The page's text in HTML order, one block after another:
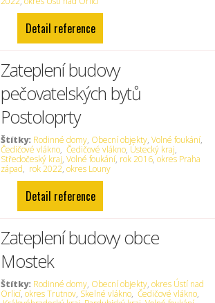
Detail reference
Zateplení budovy
pečovatelských bytů
Postoloprty
Štítky: Rodinné domy, Obecní objekty,Volné foukání,
Čedičové vlákno, Čedičové vlákno, Ústecký kraj,
Středočeský kraj,Volné foukání, rok 2016,okres Praha
západ, rok 2022,okres Louny
Detail reference
Zateplení budovy obce
Mostek
Štítky: Rodinné domy, Obecní objekty,okres Ústí nad
Orlicí,okres Trutnov, Skelné vlákno, Čedičové vlákno,